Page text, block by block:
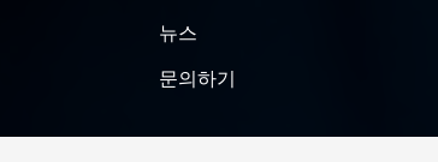
뉴스
문의하기